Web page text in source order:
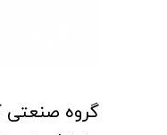
گروه صنعتی